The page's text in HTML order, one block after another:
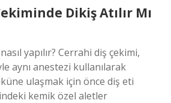
Dikiş Atılır Mı
yapılır? Cerrahi diş çekimi,
aynı anestezi kullanılarak
ulaşmak için önce diş eti
kemik özel aletler